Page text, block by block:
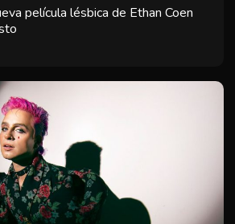
película lésbica de Ethan Coen